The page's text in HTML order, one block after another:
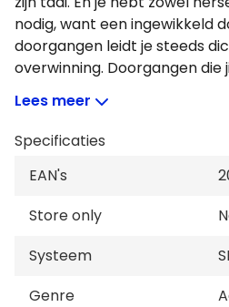
nodig, want een ingewikkeld
doorgangen leidt je steeds
overwinning. Doorgangen die
volk te bevrijden van een
bent een meester in Jet-
tak van de vechtkunst je
gevecht van man tot man te
goed genoeg om lagen
Ben jij goed genoeg om de
overleven?
Lees meer
Specificaties
EAN's
Store only
Systeem
Genre